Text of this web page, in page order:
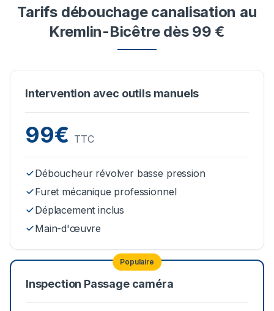
Tarifs débouchage canalisation au
Kremlin-Bicêtre dès 99 €
Intervention avec outils manuels
99€ TTC
Déboucheur révolver basse pression
Furet mécanique professionnel
Déplacement inclus
Main-d'œuvre
Populaire
Inspection Passage caméra